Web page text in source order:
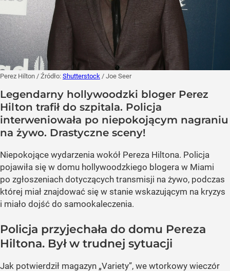
Perez Hilton / Źródło: Shutterstock / Joe Seer
Legendarny hollywoodzki bloger Perez
Hilton trafił do szpitala. Policja
interweniowała po niepokojącym nagraniu
na żywo. Drastyczne sceny!
Niepokojące wydarzenia wokół Pereza Hiltona. Policja
pojawiła się w domu hollywoodzkiego blogera w Miami
po zgłoszeniach dotyczących transmisji na żywo, podczas
której miał znajdować się w stanie wskazującym na kryzys
i miało dojść do samookaleczenia.
Policja przyjechała do domu Pereza
Hiltona. Był w trudnej sytuacji
Jak potwierdził magazyn „Variety”, we wtorkowy wieczór